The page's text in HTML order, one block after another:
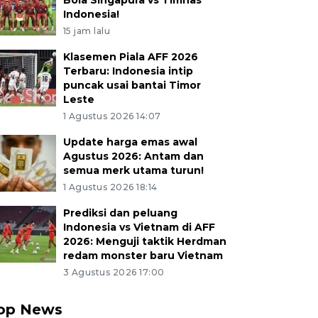
Indonesia!
15 jam lalu
Klasemen Piala AFF 2026
Terbaru: Indonesia intip
puncak usai bantai Timor
Leste
1 Agustus 2026 14:07
Update harga emas awal
Agustus 2026: Antam dan
semua merk utama turun!
1 Agustus 2026 18:14
Prediksi dan peluang
Indonesia vs Vietnam di AFF
2026: Menguji taktik Herdman
redam monster baru Vietnam
3 Agustus 2026 17:00
News